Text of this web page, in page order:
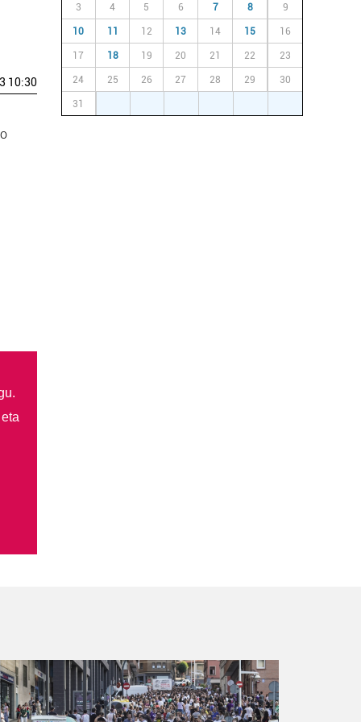
10:30
3 4 5 6 7 8 9
10 11 12 13 14 15 16
17 18 19 20 21 22 23
24 25 26 27 28 29 30
31